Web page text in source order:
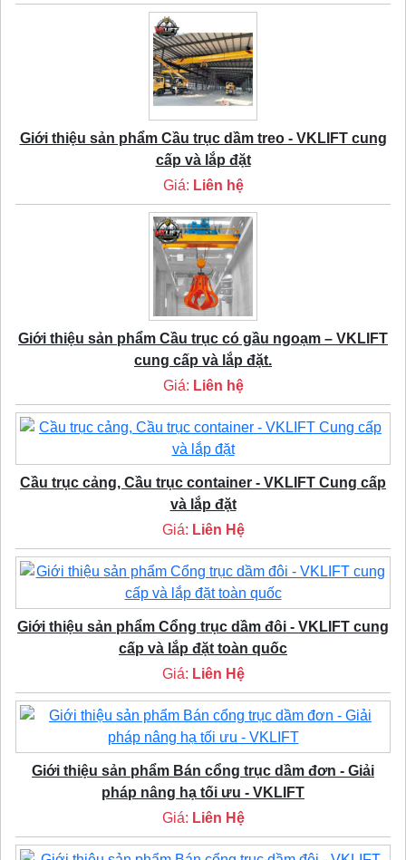
Giới thiệu sản phẩm Cầu trục dầm treo - VKLIFT cung
cấp và lắp đặt
Giá: Liên hệ
Giới thiệu sản phẩm Cầu trục có gầu ngoạm – VKLIFT
cung cấp và lắp đặt.
Giá: Liên hệ
Cầu trục cảng, Cầu trục container - VKLIFT Cung cấp
và lắp đặt
Giá: Liên Hệ
Giới thiệu sản phẩm Cổng trục dầm đôi - VKLIFT cung
cấp và lắp đặt toàn quốc
Giá: Liên Hệ
Giới thiệu sản phẩm Bán cổng trục dầm đơn - Giải
pháp nâng hạ tối ưu - VKLIFT
Giá: Liên Hệ